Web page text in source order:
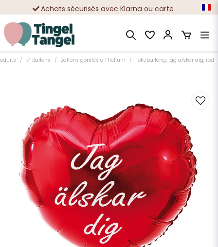
Achats sécurisés avec Klarna ou carte
Des dizaines de milliers de clients satisfaits
🎈 Ballons Ballons gonflés à l’hélium Folieballong, jag älskar dig, röd